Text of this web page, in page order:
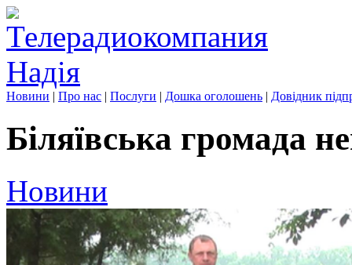
Новини | Про нас | Послуги | Дошка оголошень | Довідник
Біляївська громада
Новини